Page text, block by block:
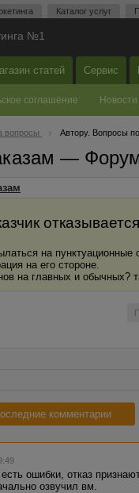
Каталог услуг
№1
статей Сервис
соглашение Новости
вопросы Автору. Вопросы
—
на пунктуационные
на его стороне.
на главных и обычных?
комментарии
ошибки, отказ
озвучил вм.